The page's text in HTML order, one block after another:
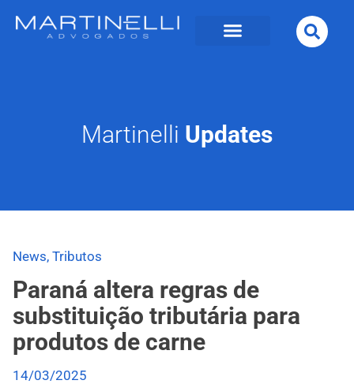
Martinelli Updates
News, Tributos
Paraná altera regras de
substituição tributária para
produtos de carne
14/03/2025